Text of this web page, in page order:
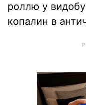
роллю у
копалин в